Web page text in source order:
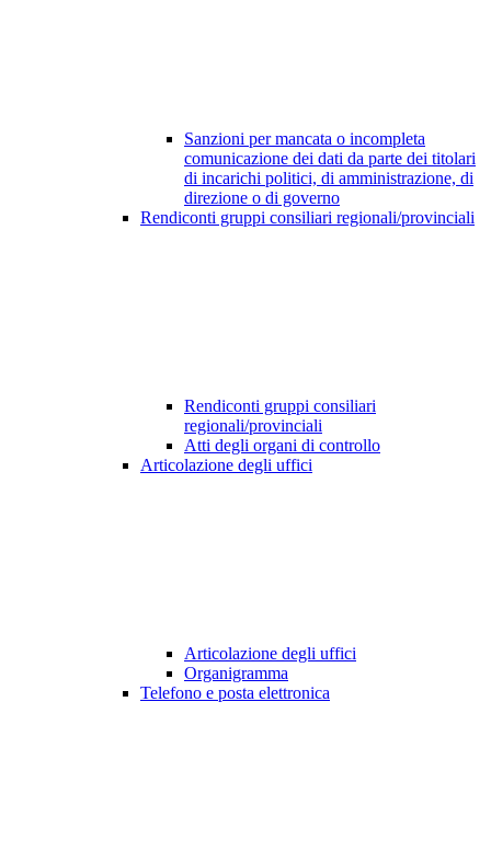
Sanzioni per mancata o incompleta
comunicazione dei dati da parte dei titolari
di incarichi politici, di amministrazione, di
direzione o di governo
Rendiconti gruppi consiliari regionali/provinciali
Rendiconti gruppi consiliari
regionali/provinciali
Atti degli organi di controllo
Articolazione degli uffici
Articolazione degli uffici
Organigramma
Telefono e posta elettronica